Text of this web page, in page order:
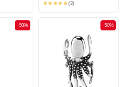
(3)
-50% -50%